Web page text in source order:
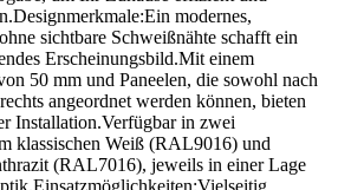
modernes,
sichtbare Schweißnähte schafft ein
Erscheinungsbild.Mit einem
50 mm und Paneelen, die sowohl nach
angeordnet werden können, bieten
Installation.Verfügbar in zwei
klassischen Weiß (RAL9016) und
(RAL7016), jeweils in einer Lage